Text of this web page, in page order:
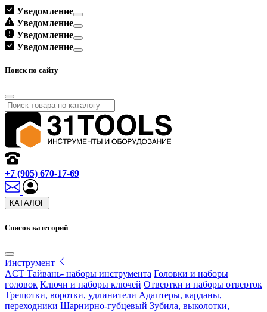
Уведомление
Уведомление
Уведомление
Уведомление
Поиск по сайту
+7 (905) 670-17-69
КАТАЛОГ
Список категорий
Инструмент
ACT Тайвань- наборы инструмента Головки и наборы
головок Ключи и наборы ключей Отвертки и наборы отверток
Трещотки, воротки, удлинители Адаптеры, карданы,
переходники Шарнирно-губцевый Зубила, выколотки,